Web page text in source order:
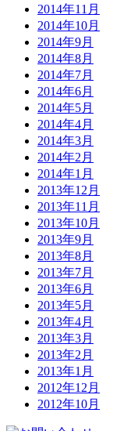
2014年11月
2014年10月
2014年9月
2014年8月
2014年7月
2014年6月
2014年5月
2014年4月
2014年3月
2014年2月
2014年1月
2013年12月
2013年11月
2013年10月
2013年9月
2013年8月
2013年7月
2013年6月
2013年5月
2013年4月
2013年3月
2013年2月
2013年1月
2012年12月
2012年10月